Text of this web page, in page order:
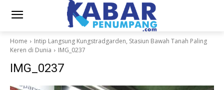
Home
Intip Langsung Kungstradgarden, Stasiun Bawah Tanah Paling
Keren di Dunia
IMG_0237
IMG_0237